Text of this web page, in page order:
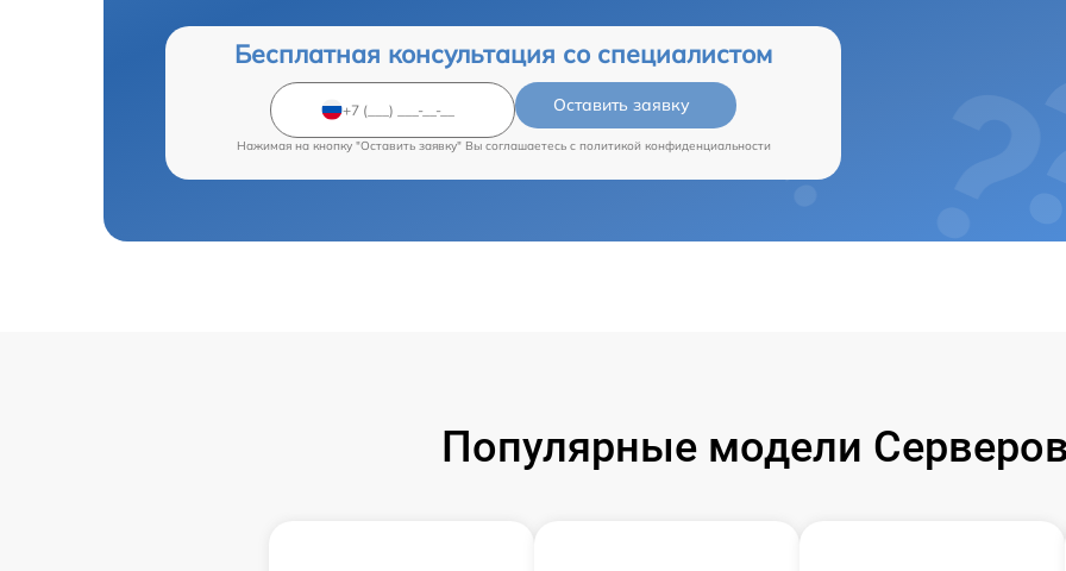
Бесплатная консультация со специалистом
Оставить заявку
Нажимая на кнопку "Оставить заявку" Вы соглашаетесь c политикой конфиденциальности
Популярные модели